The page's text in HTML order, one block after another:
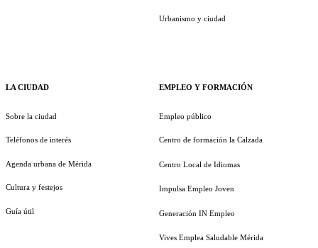
LA CIUDAD
Sobre la ciudad
Teléfonos de interés
Agenda urbana de Mérida
Cultura y festejos
Guía útil
Urbanismo y ciudad
EMPLEO Y FORMACIÓN
Empleo público
Centro de formación la Calzada
Centro Local de Idiomas
Impulsa Empleo Joven
Generación IN Empleo
Vives Emplea Saludable Mérida